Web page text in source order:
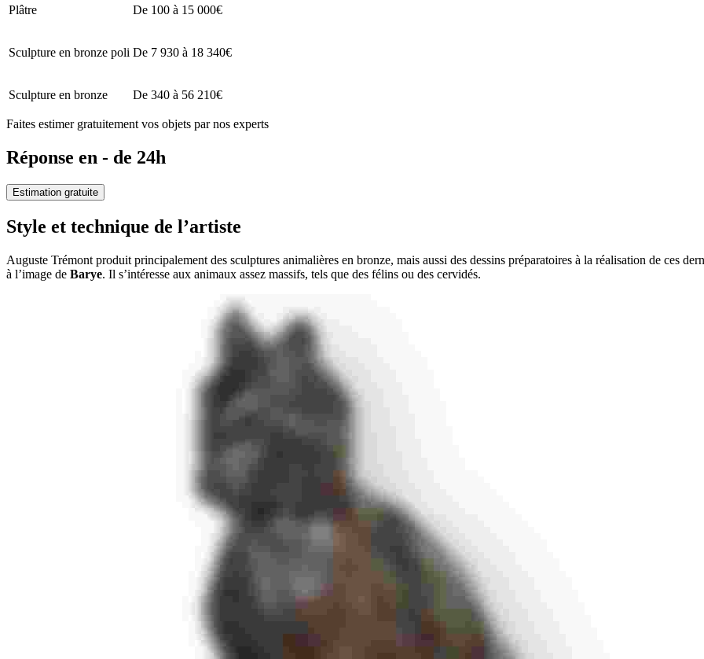
Plâtre De 100 à 15 000€
Sculpture en bronze poli De 7 930 à 18 340€
Sculpture en bronze De 340 à 56 210€
Faites estimer gratuitement vos objets par nos experts
Réponse en - de 24h
Estimation gratuite
Style et technique de l’artiste
Auguste Trémont produit principalement des sculptures animalières en bronze, mais aussi des dessins préparatoires à la réalisation de ces
à l’image de Barye. Il s’intéresse aux animaux assez massifs, tels que des félins ou des cervidés.